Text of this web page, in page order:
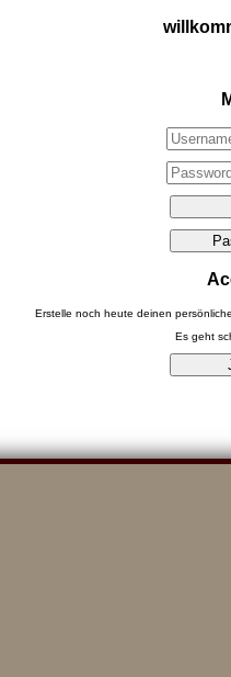
Erstelle noch heute deinen
Es geht